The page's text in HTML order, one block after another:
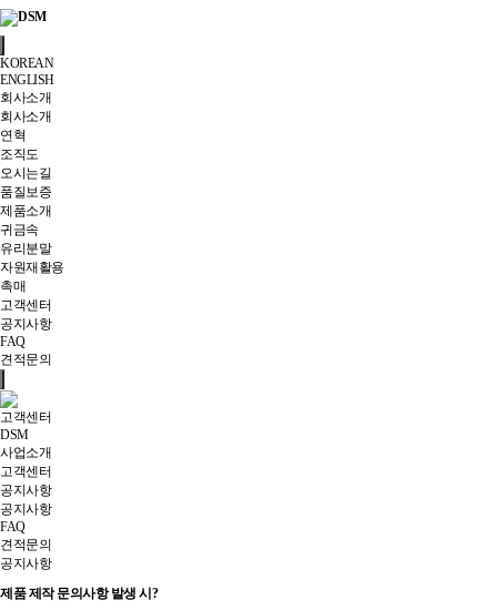
KOREAN
ENGLISH
회사소개
회사소개
연혁
조직도
오시는길
품질보증
제품소개
귀금속
유리분말
자원재활용
촉매
고객센터
공지사항
FAQ
견적문의
고객센터
DSM
사업소개
고객센터
공지사항
공지사항
FAQ
견적문의
공지사항
제품 제작 문의사항 발생 시?